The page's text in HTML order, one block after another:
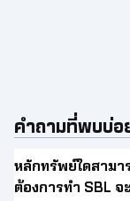
คำถามที่พบบ่อ
หลักทรัพย์ใดสามา
ต้องการทำ SBL จ